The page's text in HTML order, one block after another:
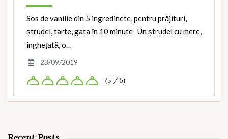
Sos de vanilie din 5 ingredinete, pentru prăjituri,
ștrudel, tarte, gata în 10 minute Un ștrudel cu mere,
înghețată, o…
23/09/2019
(5 / 5)